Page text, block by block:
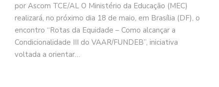
por Ascom TCE/AL O Ministério da Educação (MEC)
realizará, no próximo dia 18 de maio, em Brasília (DF), o
encontro “Rotas da Equidade – Como alcançar a
Condicionalidade III do VAAR/FUNDEB”, iniciativa
voltada a orientar…